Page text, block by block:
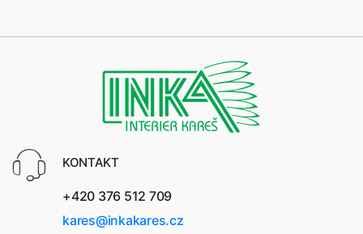
KONTAKT
+420 376 512 709
kares@inkakares.cz